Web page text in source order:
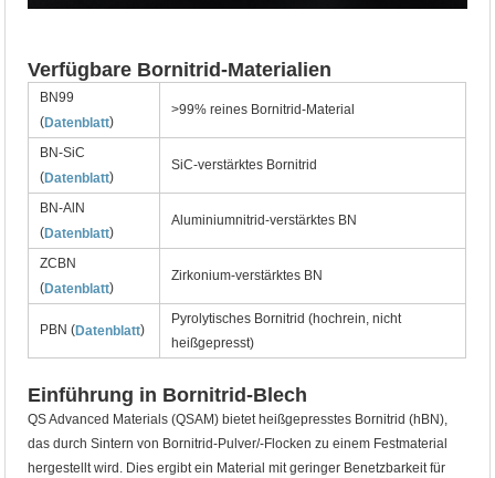
Verfügbare Bornitrid-Materialien
BN99
(Datenblatt)
>99% reines Bornitrid-Material
BN-SiC
(Datenblatt)
SiC-verstärktes Bornitrid
BN-AlN
(Datenblatt)
Aluminiumnitrid-verstärktes BN
ZCBN
(Datenblatt)
Zirkonium-verstärktes BN
PBN (Datenblatt)
Pyrolytisches Bornitrid (hochrein, nicht
heißgepresst)
Einführung in Bornitrid-Blech
QS Advanced Materials (QSAM) bietet heißgepresstes Bornitrid (hBN),
das durch Sintern von Bornitrid-Pulver/-Flocken zu einem Festmaterial
hergestellt wird. Dies ergibt ein Material mit geringer Benetzbarkeit für